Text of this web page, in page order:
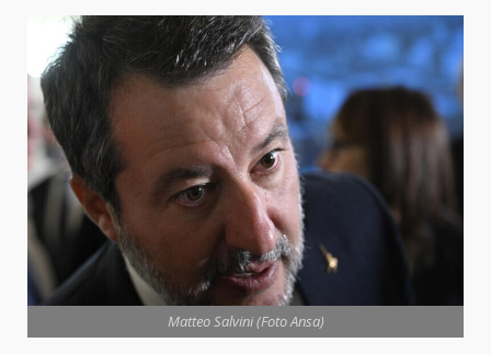
Matteo Salvini (Foto Ansa)